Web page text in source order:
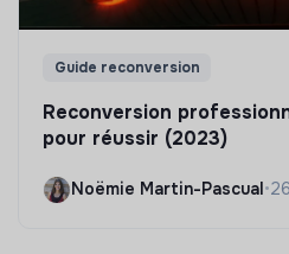
Guide reconversion
Reconversion
pour réussir (2023)
Noëmie Martin-Pascual •